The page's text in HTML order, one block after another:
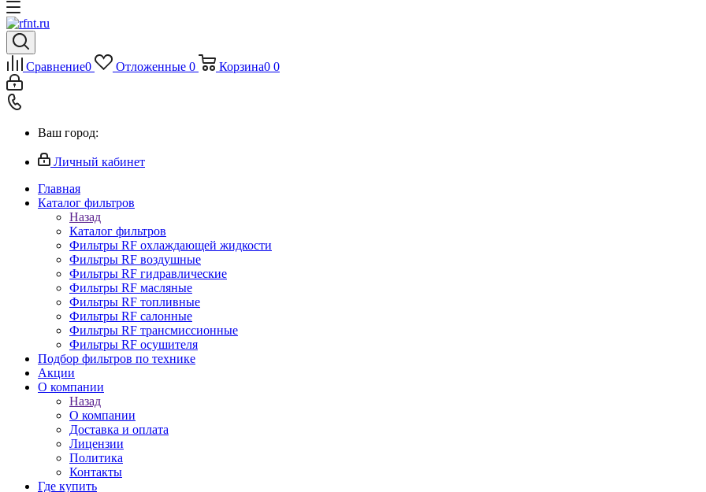
Сравнение0 Отложенные 0 Корзина0 0
Ваш город:
Личный кабинет
Главная
Каталог фильтров
Назад
Каталог фильтров
Фильтры RF охлаждающей жидкости
Фильтры RF воздушные
Фильтры RF гидравлические
Фильтры RF масляные
Фильтры RF топливные
Фильтры RF салонные
Фильтры RF трансмиссионные
Фильтры RF осушителя
Подбор фильтров по технике
Акции
О компании
Назад
О компании
Доставка и оплата
Лицензии
Политика
Контакты
Где купить